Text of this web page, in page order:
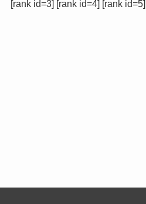
[rank id=3] [rank id=4] [rank id=5]